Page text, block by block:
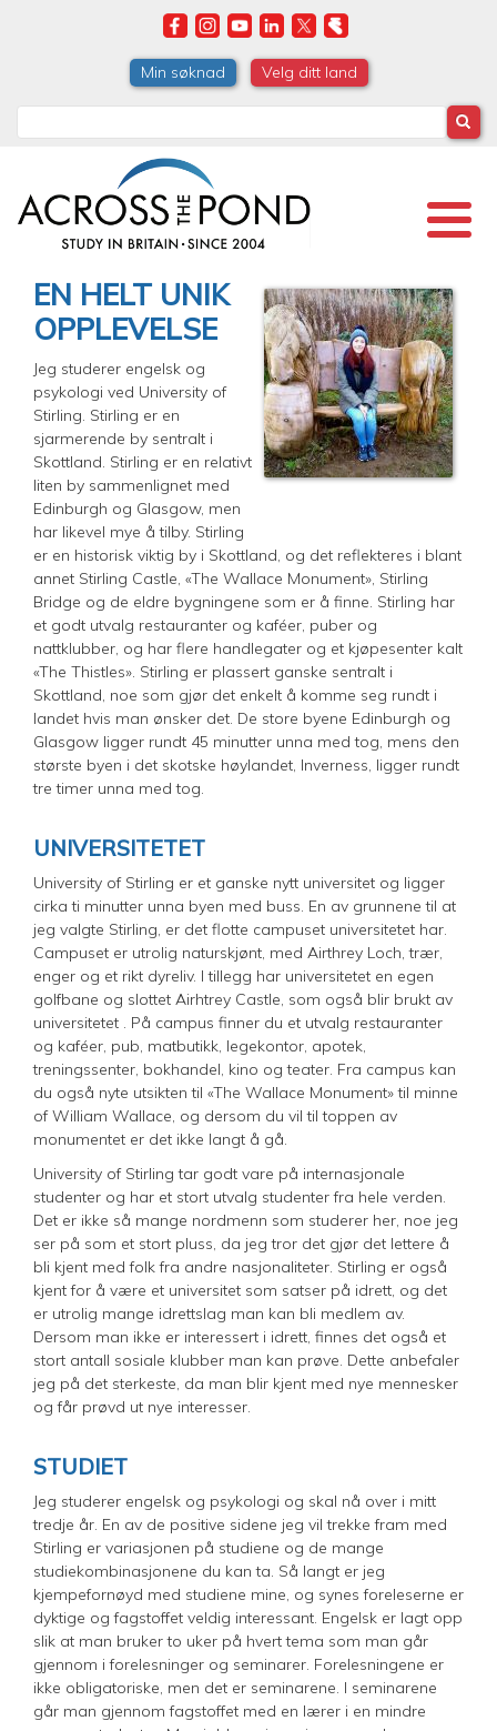
Min søknad Velg ditt land
EN HELT UNIK
OPPLEVELSE
Jeg studerer engelsk og
psykologi ved University of
Stirling. Stirling er en
sjarmerende by sentralt i
Skottland. Stirling er en relativt
liten by sammenlignet med
Edinburgh og Glasgow, men
har likevel mye å tilby. Stirling
er en historisk viktig by i Skottland, og det reflekteres i blant
annet Stirling Castle, «The Wallace Monument», Stirling
Bridge og de eldre bygningene som er å finne. Stirling har
et godt utvalg restauranter og kaféer, puber og
nattklubber, og har flere handlegater og et kjøpesenter kalt
«The Thistles». Stirling er plassert ganske sentralt i
Skottland, noe som gjør det enkelt å komme seg rundt i
landet hvis man ønsker det. De store byene Edinburgh og
Glasgow ligger rundt 45 minutter unna med tog, mens den
største byen i det skotske høylandet, Inverness, ligger rundt
tre timer unna med tog.
UNIVERSITETET
University of Stirling er et ganske nytt universitet og ligger
cirka ti minutter unna byen med buss. En av grunnene til at
jeg valgte Stirling, er det flotte campuset universitetet har.
Campuset er utrolig naturskjønt, med Airthrey Loch, trær,
enger og et rikt dyreliv. I tillegg har universitetet en egen
golfbane og slottet Airhtrey Castle, som også blir brukt av
universitetet . På campus finner du et utvalg restauranter
og kaféer, pub, matbutikk, legekontor, apotek,
treningssenter, bokhandel, kino og teater. Fra campus kan
du også nyte utsikten til «The Wallace Monument» til minne
of William Wallace, og dersom du vil til toppen av
monumentet er det ikke langt å gå.
University of Stirling tar godt vare på internasjonale
studenter og har et stort utvalg studenter fra hele verden.
Det er ikke så mange nordmenn som studerer her, noe jeg
ser på som et stort pluss, da jeg tror det gjør det lettere å
bli kjent med folk fra andre nasjonaliteter. Stirling er også
kjent for å være et universitet som satser på idrett, og det
er utrolig mange idrettslag man kan bli medlem av.
Dersom man ikke er interessert i idrett, finnes det også et
stort antall sosiale klubber man kan prøve. Dette anbefaler
jeg på det sterkeste, da man blir kjent med nye mennesker
og får prøvd ut nye interesser.
STUDIET
Jeg studerer engelsk og psykologi og skal nå over i mitt
tredje år. En av de positive sidene jeg vil trekke fram med
Stirling er variasjonen på studiene og de mange
studiekombinasjonene du kan ta. Så langt er jeg
kjempefornøyd med studiene mine, og synes foreleserne er
dyktige og fagstoffet veldig interessant. Engelsk er lagt opp
slik at man bruker to uker på hvert tema som man går
gjennom i forelesninger og seminarer. Forelesningene er
ikke obligatoriske, men det er seminarene. I seminarene
går man gjennom fagstoffet med en lærer i en mindre